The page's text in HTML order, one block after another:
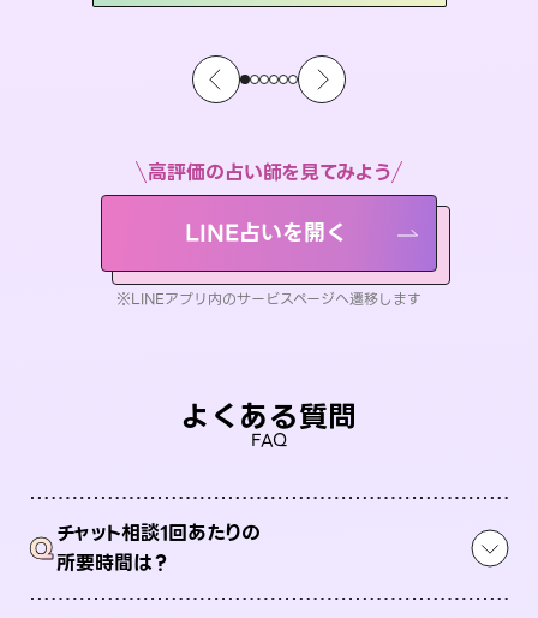
高評価の占い師を見てみよう
LINE占いを開く
※LINEアプリ内のサービスページへ遷移します
よくある質問
FAQ
Qチャット相談1回あたりの
所要時間は？